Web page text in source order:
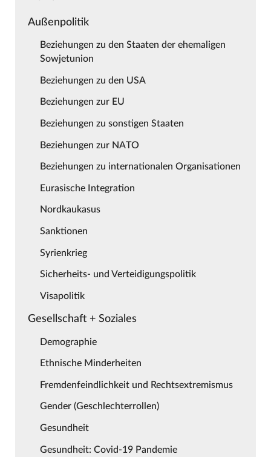
Außenpolitik
Beziehungen zu den Staaten der ehemaligen
Sowjetunion
Beziehungen zu den USA
Beziehungen zur EU
Beziehungen zu sonstigen Staaten
Beziehungen zur NATO
Beziehungen zu internationalen Organisationen
Eurasische Integration
Nordkaukasus
Sanktionen
Syrienkrieg
Sicherheits- und Verteidigungspolitik
Visapolitik
Gesellschaft + Soziales
Demographie
Ethnische Minderheiten
Fremdenfeindlichkeit und Rechtsextremismus
Gender (Geschlechterrollen)
Gesundheit
Gesundheit: Covid-19 Pandemie